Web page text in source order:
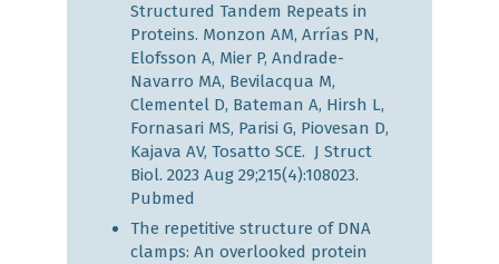
Structured Tandem Repeats in
Proteins. Monzon AM, Arrías PN,
Elofsson A, Mier P, Andrade-
Navarro MA, Bevilacqua M,
Clementel D, Bateman A, Hirsh L,
Fornasari MS, Parisi G, Piovesan D,
Kajava AV, Tosatto SCE. J Struct
Biol. 2023 Aug 29;215(4):108023.
Pubmed
The repetitive structure of DNA
clamps: An overlooked protein